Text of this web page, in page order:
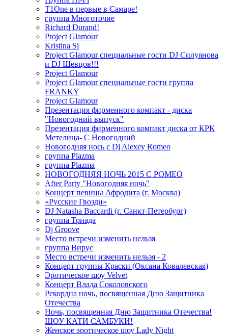
T1One в первые в Самаре!
группа Многоточие
Richard Durand!
Project Glamour
Kristina Si
Project Glamour специальные гости DJ Силуянова
и DJ Шевцов!!!
Project Glamour
Project Glamour специальные гости группа
FRANKY
Project Glamour
Презентация фирменного компакт - диска
"Новогодний выпуск"
Презентация фирменного компакт диска от КРК
Метелица- С Новогодний
Новогодняя нось с Dj Alexey Romeo
группа Plazma
группа Plazma
НОВОГОДНЯЯ НОЧЬ 2015 C РОМЕО
After Party "Новогодняя ночь"
Концерт певицы Афродита (г. Москва)
«Русские Гвозди»
DJ Natasha Baccardi (г. Санкт-Петербург)
группа Триада
Dj Groove
Место встречи изменить нельзя
группа Вирус
Место встречи изменить нельзя - 2
Концерт группы Краски (Оксана Ковалевская)
Эротическое шоу Velvet
Концерт Влада Соколовского
Рекордна ночь, посвященная Дню Защитника
Отечества
Ночь, посвященная Дню Защитника Отечества!
ШОУ КАТИ САМБУКИ!
Женское эротическое шоу Lady Night